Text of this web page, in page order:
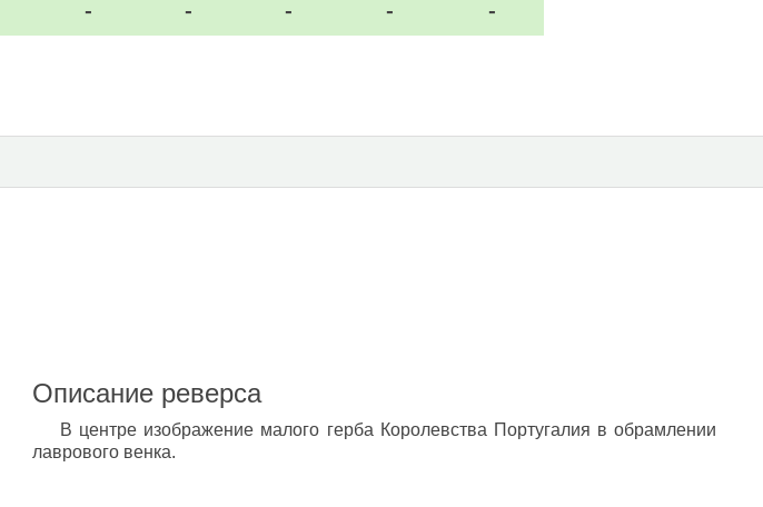
- - - - -
Описание реверса
В центре изображение малого герба Королевства Португалия в обрамлении
лаврового венка.